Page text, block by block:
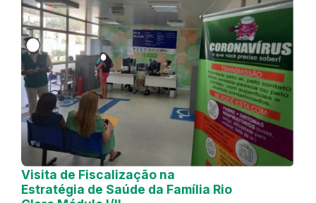
Visita de Fiscalização na
Estratégia de Saúde da Família Rio